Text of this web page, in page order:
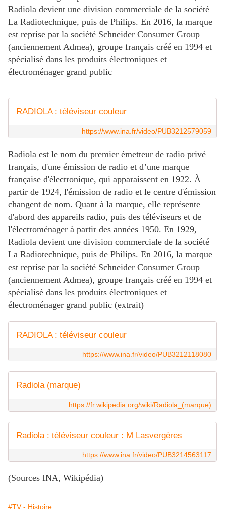
Radiola devient une division commerciale de la société
La Radiotechnique, puis de Philips. En 2016, la marque
est reprise par la société Schneider Consumer Group
(anciennement Admea), groupe français créé en 1994 et
spécialisé dans les produits électroniques et
électroménager grand public
RADIOLA : téléviseur couleur
https://www.ina.fr/video/PUB3212579059
Radiola est le nom du premier émetteur de radio privé
français, d'une émission de radio et d’une marque
française d'électronique, qui apparaissent en 1922. À
partir de 1924, l'émission de radio et le centre d'émission
changent de nom. Quant à la marque, elle représente
d'abord des appareils radio, puis des téléviseurs et de
l'électroménager à partir des années 1950. En 1929,
Radiola devient une division commerciale de la société
La Radiotechnique, puis de Philips. En 2016, la marque
est reprise par la société Schneider Consumer Group
(anciennement Admea), groupe français créé en 1994 et
spécialisé dans les produits électroniques et
électroménager grand public (extrait)
RADIOLA : téléviseur couleur
https://www.ina.fr/video/PUB3212118080
Radiola (marque)
https://fr.wikipedia.org/wiki/Radiola_(marque)
Radiola : téléviseur couleur : M Lasvergères
https://www.ina.fr/video/PUB3214563117
(Sources INA, Wikipédia)
#TV - Histoire